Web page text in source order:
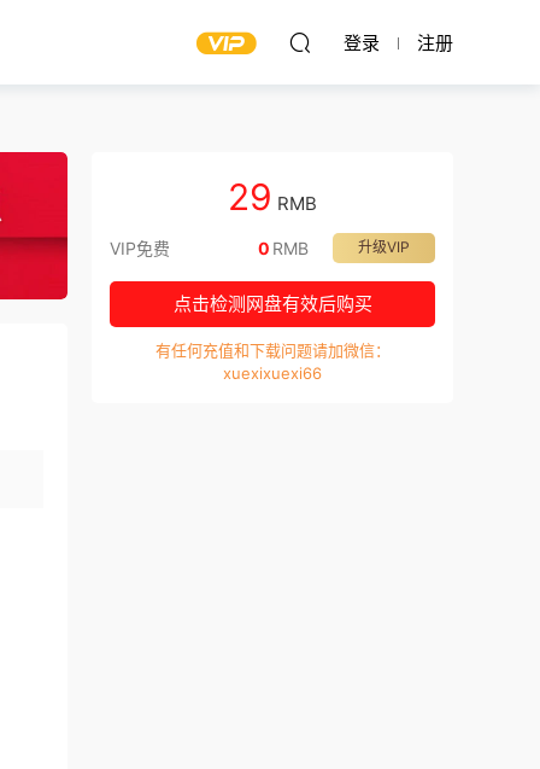
登录 注册
29 RMB
VIP免费 升级VIP
0 RMB
点击检测网盘有效后购买
有任何充值和下载问题请加微信：
xuexixuexi66